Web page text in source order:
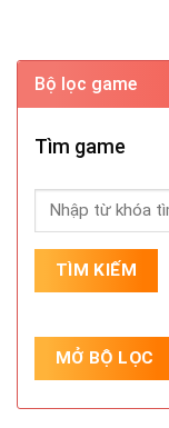
Bộ lọc game
Tìm game